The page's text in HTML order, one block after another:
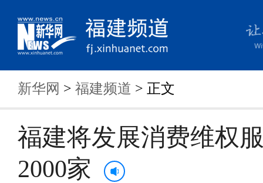
新华网 > 福建频道 > 正文
福建将发展消费维权
2000家